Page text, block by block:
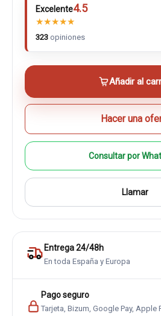
Excelente4.5
★★★★★
323 opiniones
Añadir al
Hacer una
Consultar por
Llamar
Entrega 24/48h
En toda España y Europa
Pago seguro
Tarjeta, Bizum, Google Pay, Apple